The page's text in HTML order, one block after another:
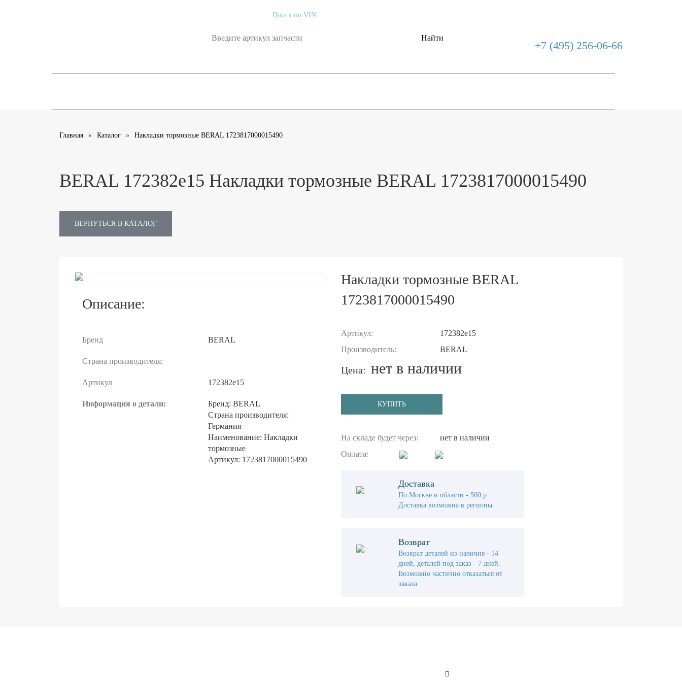
Поиск по VIN
Найти
+7 (495) 256-06-66
Главная Каталог Накладки тормозные BERAL 1723817000015490
BERAL 172382e15 Накладки тормозные BERAL 1723817000015490
ВЕРНУТЬСЯ В КАТАЛОГ
Описание:
Бренд BERAL
Страна производителя:
Артикул 172382e15
Информация о детали:
Бренд: BERAL
Страна производителя:
Германия
Наименование: Накладки
тормозные
Артикул: 1723817000015490
Накладки тормозные BERAL
1723817000015490
Артикул:
172382e15
Производитель:
BERAL
Цена: нет в наличии
КУПИТЬ
На складе будет через:
нет в наличии
Оплата:
Доставка
По Москве и области - 500 р.
Доставка возможна в регионы
Возврат
Возврат деталей из наличия - 14
дней, деталей под заказ - 7 дней.
Возможно частично отказаться от
заказа